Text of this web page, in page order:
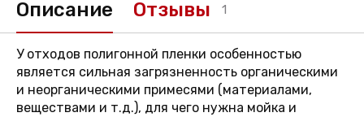
Описание Отзывы 1
У отходов полигонной пленки особенностью
является сильная загрязненность органическими
и неорганическими примесями (материалами,
веществами и т.д.), для чего нужна мойка и